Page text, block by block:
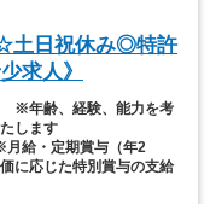
☆土日祝休み◎特許
求人》
※年齢、経験、能力を考
します
月給・定期賞与（年2
に応じた特別賞与の支給